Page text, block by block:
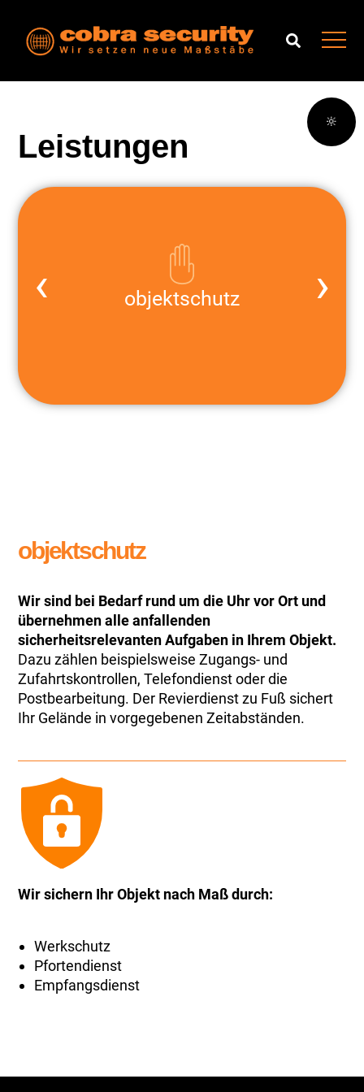
🔆
Leistungen
objektschutz
‹ ›
objektschutz
Wir sind bei Bedarf rund um die Uhr vor Ort und
übernehmen alle anfallenden
sicherheitsrelevanten Aufgaben in Ihrem Objekt.
Dazu zählen beispielsweise Zugangs- und
Zufahrtskontrollen, Telefondienst oder die
Postbearbeitung. Der Revierdienst zu Fuß sichert
Ihr Gelände in vorgegebenen Zeitabständen.
Wir sichern Ihr Objekt nach Maß durch:
Werkschutz
Pfortendienst
Empfangsdienst